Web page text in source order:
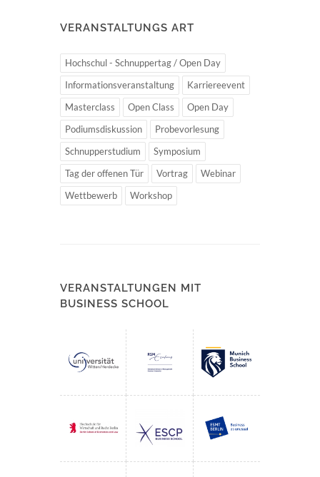
VERANSTALTUNGS ART
Hochschul - Schnuppertag / Open Day
Informationsveranstaltung
Karriereevent
Masterclass
Open Class
Open Day
Podiumsdiskussion
Probevorlesung
Schnupperstudium
Symposium
Tag der offenen Tür
Vortrag
Webinar
Wettbewerb
Workshop
VERANSTALTUNGEN MIT
BUSINESS SCHOOL